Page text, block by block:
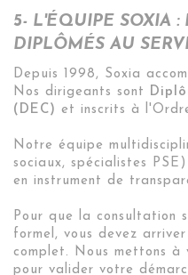
5- L'ÉQUIPE SOXIA :
DIPLÔMÉS AU
Depuis 1998, Soxia
Nos dirigeants sont
(DEC) et inscrits à
Notre équipe
sociaux, spécialistes
en instrument de
Pour que la consultation
formel, vous devez
complet . Nous mettons à
pour valider votre